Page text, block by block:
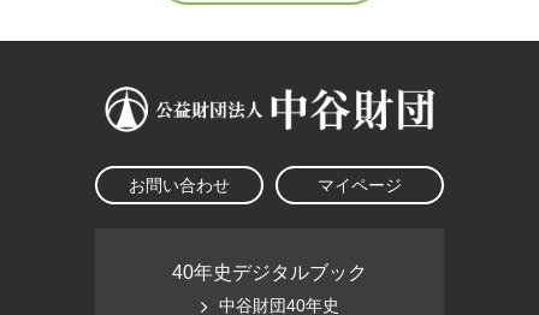
お問い合わせ マイページ
40年史デジタルブック
中谷財団40年史